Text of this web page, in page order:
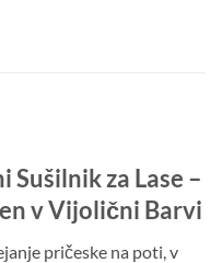
za Lase –
v Vijolični Barvi
pričeske na poti, v